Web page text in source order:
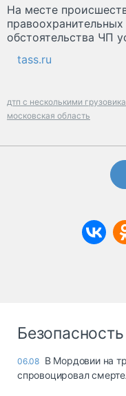
На месте
обстоятельства ЧП
tass.ru
дтп с несколькими
московская область
06.08 В Мордовии на
спровоцировал